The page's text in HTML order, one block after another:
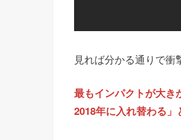
見れば分かる通りで衝
最もインパクトが大き
2018年に入れ替わる」